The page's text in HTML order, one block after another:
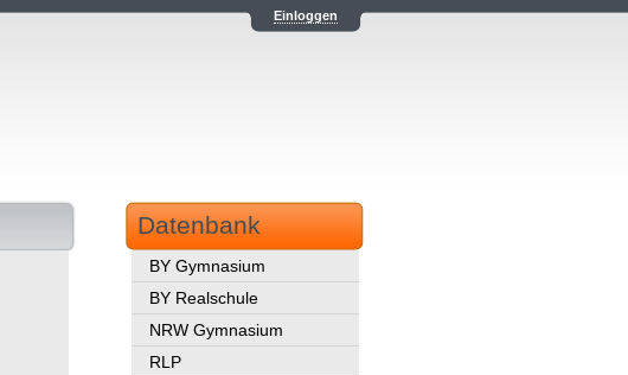
Einloggen
Datenbank
BY Gymnasium
BY Realschule
NRW Gymnasium
RLP